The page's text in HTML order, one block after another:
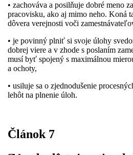
• zachováva a posilňuje dobré meno
pracovisku, ako aj mimo neho. Koná
dôvera verejnosti voči
• je povinný plniť si svoje úlohy
dobrej viere a v zhode s poslaním
musí byť spojený s maximálnou
a ochoty,
• usiluje sa o zjednodušenie
lehôt na plnenie úloh.
Článok 7